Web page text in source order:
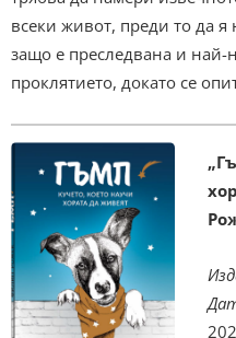
всеки живот, преди то да
защо е преследвана и най-
проклятието, докато се